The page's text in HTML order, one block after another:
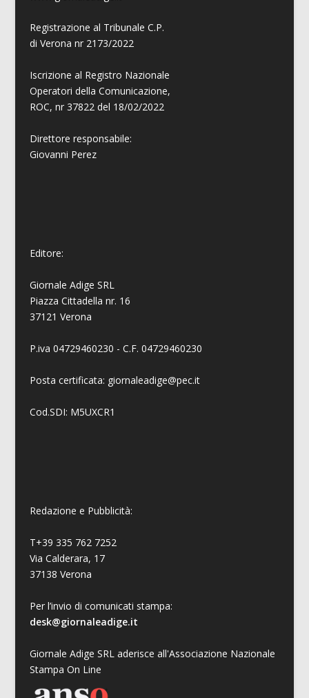
Registrazione al Tribunale C.P.
di Verona nr 2173/2022
Iscrizione al Registro Nazionale
Operatori della Comunicazione,
ROC, nr 37822 del 18/02/2022
Direttore responsabile:
Giovanni Perez
Editore:
Giornale Adige SRL
Piazza Cittadella nr. 16
37121 Verona
P.iva 04729460230 - C.F. 04729460230
Posta certificata: giornaleadige@pec.it
Cod.SDI: M5UXCR1
Redazione e Pubblicità:
T+39 335 762 7252
Via Calderara, 17
37138 Verona
Per l’invio di comunicati stampa:
desk@giornaleadige.it
Giornale Adige SRL aderisce all'Associazione Nazionale
Stampa On Line